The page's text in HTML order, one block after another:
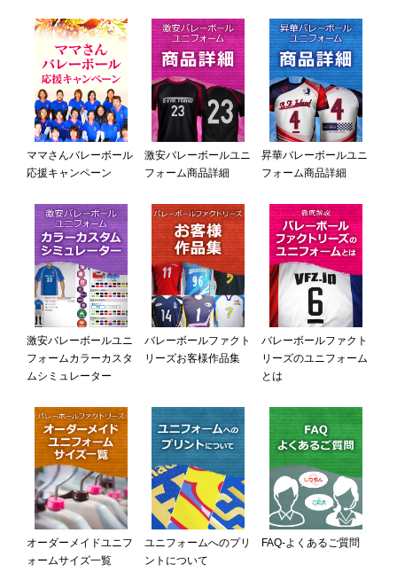
ママさんバレーボール
応援キャンペーン
激安バレーボールユニ
フォーム商品詳細
昇華バレーボールユニ
フォーム商品詳細
激安バレーボールユニ
フォームカラーカスタ
ムシミュレーター
バレーボールファクト
リーズお客様作品集
バレーボールファクト
リーズのユニフォーム
とは
オーダーメイドユニフ
ォームサイズ一覧
ユニフォームへのプリ
ントについて
FAQ-よくあるご質問